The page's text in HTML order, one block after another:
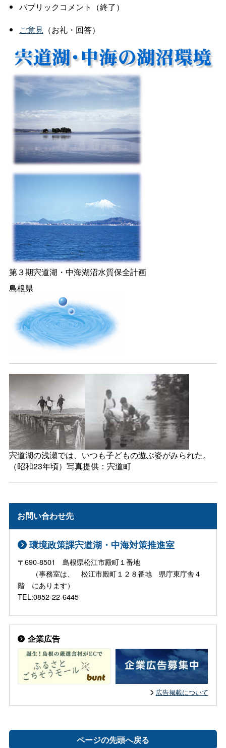
パブリックコメント（終了）
ご意見 （お礼・回答）
第３期宍道湖・中海湖沼水質保全計画
島根県
宍道湖の浅瀬では、いつも子どもの遊ぶ姿がみられた。
（昭和23年頃）写真提供：宍道町
お問い合わせ先
環境政策課宍道湖・中海対策推進室
〒690-8501 島根県松江市殿町１番地
（事務室は、 松江市殿町１２８番地 県庁東庁舎４
階 にあります）
TEL:0852-22-6445
企業広告
広告掲載について
ページの先頭へ戻る